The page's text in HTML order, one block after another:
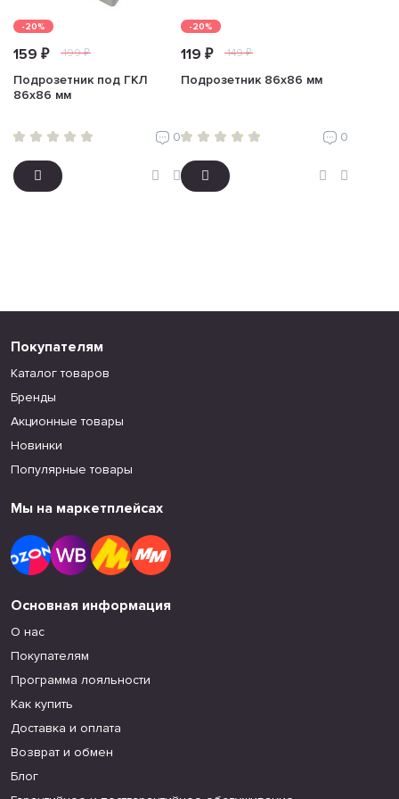
-20%
159 ₽ 199 ₽
Подрозетник под ГКЛ
86х86 мм
0
-20%
119 ₽ 149 ₽
Подрозетник 86х86 мм
0
Покупателям
Каталог товаров
Бренды
Акционные товары
Новинки
Популярные товары
Мы на маркетплейсах
Основная информация
О нас
Покупателям
Программа лояльности
Как купить
Доставка и оплата
Возврат и обмен
Блог